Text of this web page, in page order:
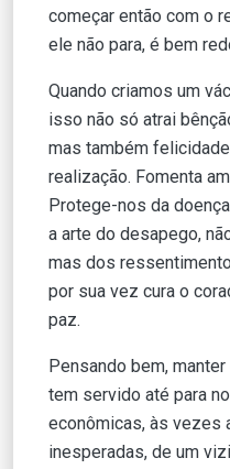
começar então com o
ele não para, é bem
Quando criamos um
isso não só atrai
mas também
realização. Fomenta
Protege-nos da
a arte do desapego,
mas dos
por sua vez cura o
paz.
Pensando bem,
tem servido até para
econômicas, às vezes
inesperadas, de um